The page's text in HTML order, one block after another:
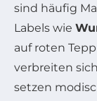
sind häufig
Labels wie
auf roten
verbreiten
setzen